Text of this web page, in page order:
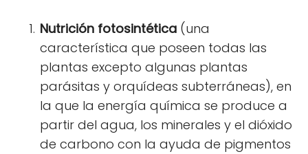
Nutrición fotosintética (una
característica que poseen todas las
plantas excepto algunas plantas
parásitas y orquídeas subterráneas), en
la que la energía química se produce a
partir del agua, los minerales y el dióxido
de carbono con la ayuda de pigmentos